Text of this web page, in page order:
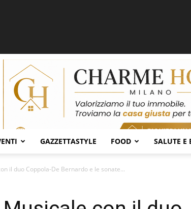
GAZZETTASTYLE FOOD SALUTE E
il duo Coppola-De Bernardo e le sonate...